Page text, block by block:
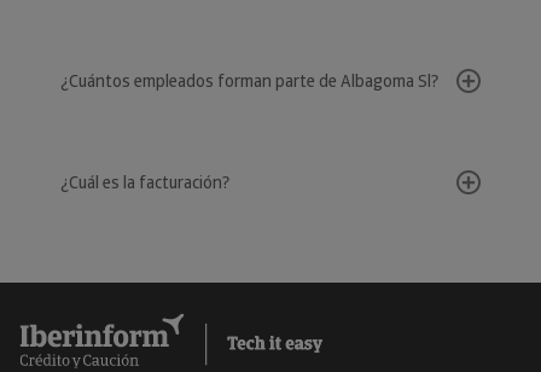
¿Cuántos empleados forman parte de Albagoma Sl?
¿Cuál es la facturación?